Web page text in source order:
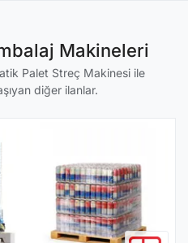
Makineleri
Palet Streç Makinesi ile
diğer ilanlar.